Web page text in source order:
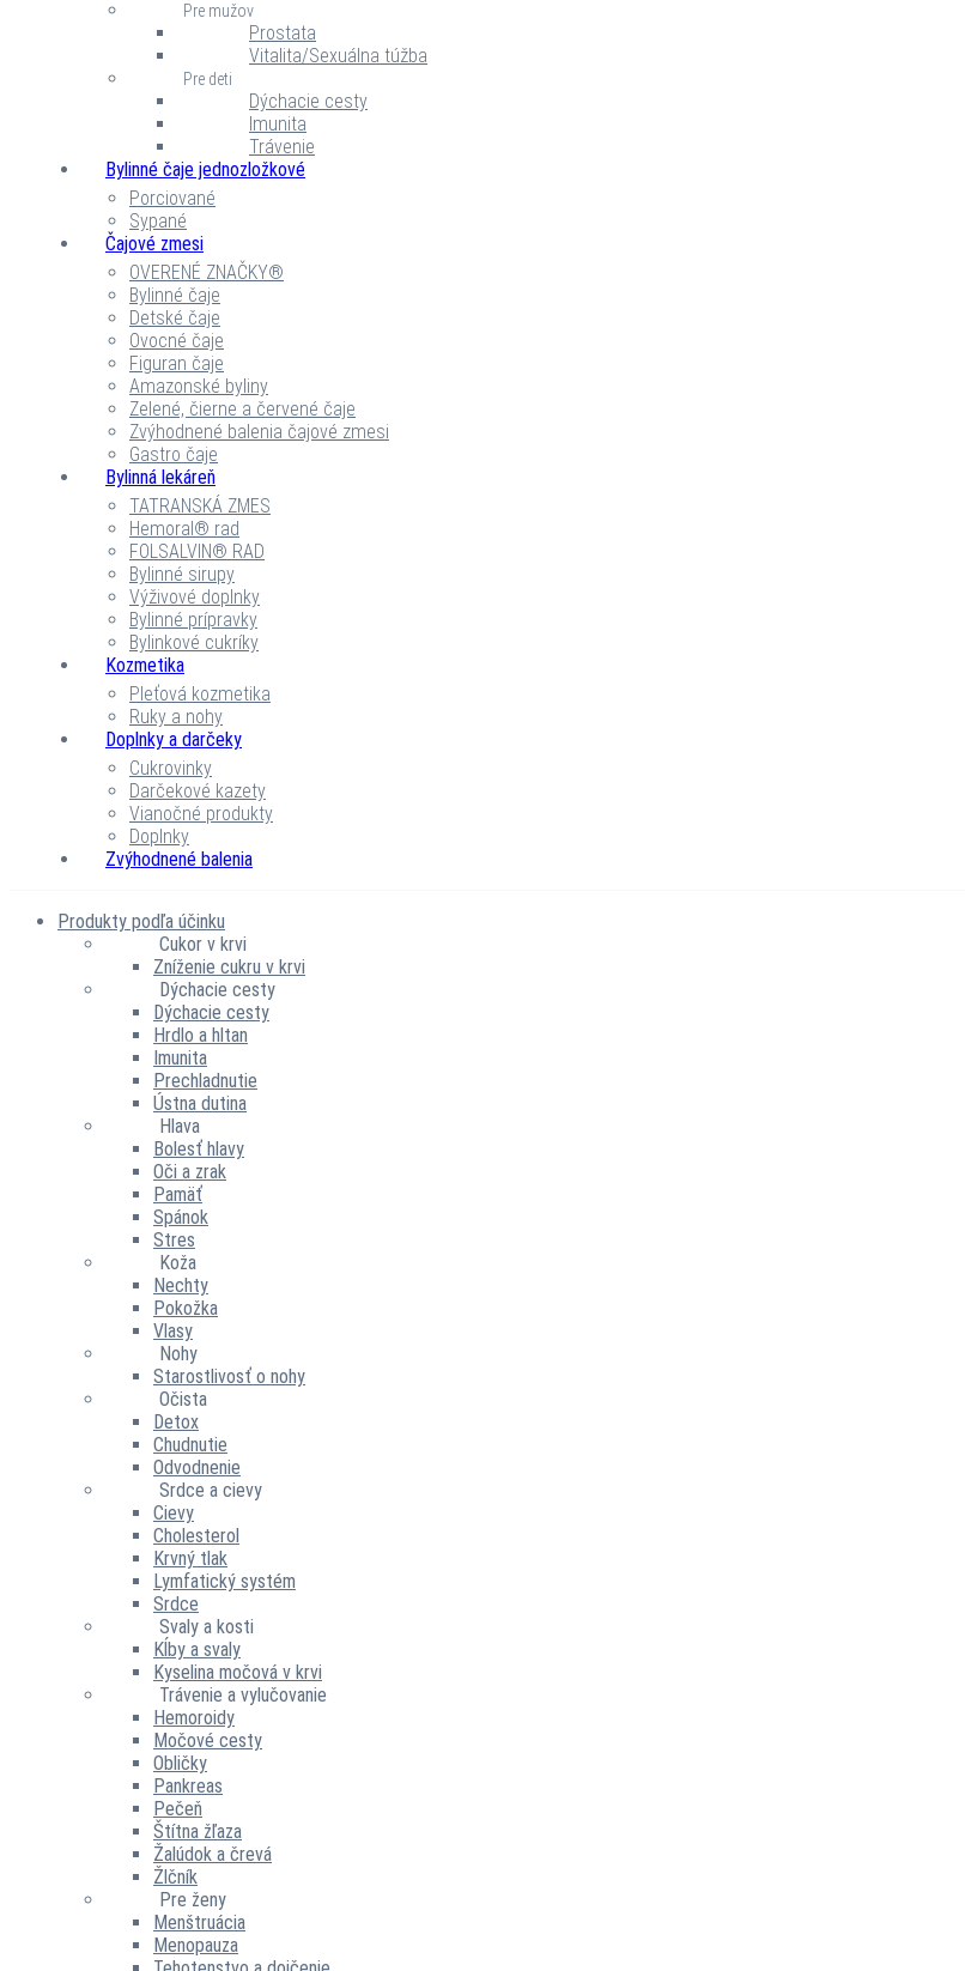
Pre mužov
Prostata
Vitalita/Sexuálna túžba
Pre deti
Dýchacie cesty
Imunita
Trávenie
Bylinné čaje jednozložkové
Porciované
Sypané
Čajové zmesi
OVERENÉ ZNAČKY®
Bylinné čaje
Detské čaje
Ovocné čaje
Figuran čaje
Amazonské byliny
Zelené, čierne a červené čaje
Zvýhodnené balenia čajové zmesi
Gastro čaje
Bylinná lekáreň
TATRANSKÁ ZMES
Hemoral® rad
FOLSALVIN® RAD
Bylinné sirupy
Výživové doplnky
Bylinné prípravky
Bylinkové cukríky
Kozmetika
Pleťová kozmetika
Ruky a nohy
Doplnky a darčeky
Cukrovinky
Darčekové kazety
Vianočné produkty
Doplnky
Zvýhodnené balenia
Produkty podľa účinku
Cukor v krvi
Zníženie cukru v krvi
Dýchacie cesty
Dýchacie cesty
Hrdlo a hltan
Imunita
Prechladnutie
Ústna dutina
Hlava
Bolesť hlavy
Oči a zrak
Pamäť
Spánok
Stres
Koža
Nechty
Pokožka
Vlasy
Nohy
Starostlivosť o nohy
Očista
Detox
Chudnutie
Odvodnenie
Srdce a cievy
Cievy
Cholesterol
Krvný tlak
Lymfatický systém
Srdce
Svaly a kosti
Kĺby a svaly
Kyselina močová v krvi
Trávenie a vylučovanie
Hemoroidy
Močové cesty
Obličky
Pankreas
Pečeň
Štítna žľaza
Žalúdok a črevá
Žlčník
Pre ženy
Menštruácia
Menopauza